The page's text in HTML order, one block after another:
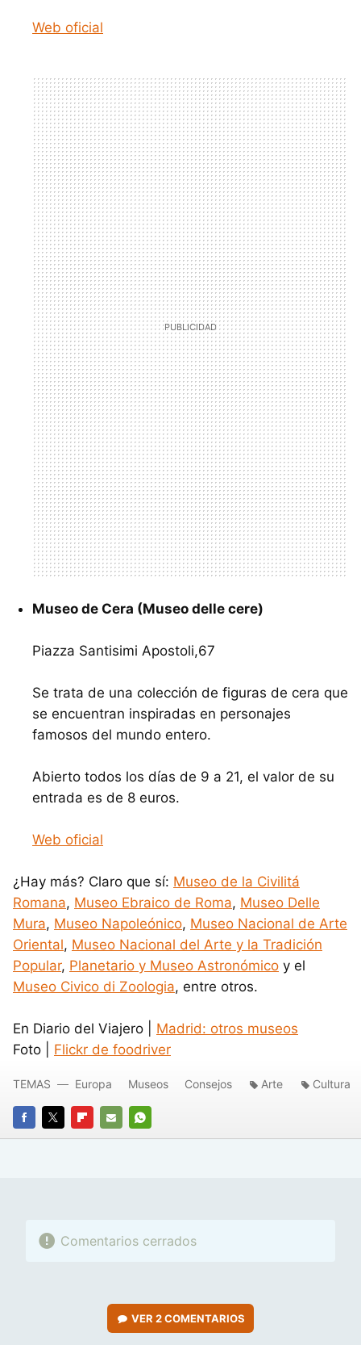
Web oficial
Museo de Cera (Museo delle cere)
Piazza Santisimi Apostoli,67
Se trata de una colección de figuras de cera que
se encuentran inspiradas en personajes
famosos del mundo entero.
Abierto todos los días de 9 a 21, el valor de su
entrada es de 8 euros.
Web oficial
¿Hay más? Claro que sí: Museo de la Civilitá
Romana, Museo Ebraico de Roma, Museo Delle
Mura, Museo Napoleónico, Museo Nacional de Arte
Oriental, Museo Nacional del Arte y la Tradición
Popular, Planetario y Museo Astronómico y el
Museo Civico di Zoologia, entre otros.
En Diario del Viajero | Madrid: otros museos
Foto | Flickr de foodriver
FACEBOOK
TWITTERFLIPBOARD
E-
WHATSAPP
TEMAS Europa Museos Consejos Arte Cultura
Comentarios cerrados
VER2 COMENTARIOS